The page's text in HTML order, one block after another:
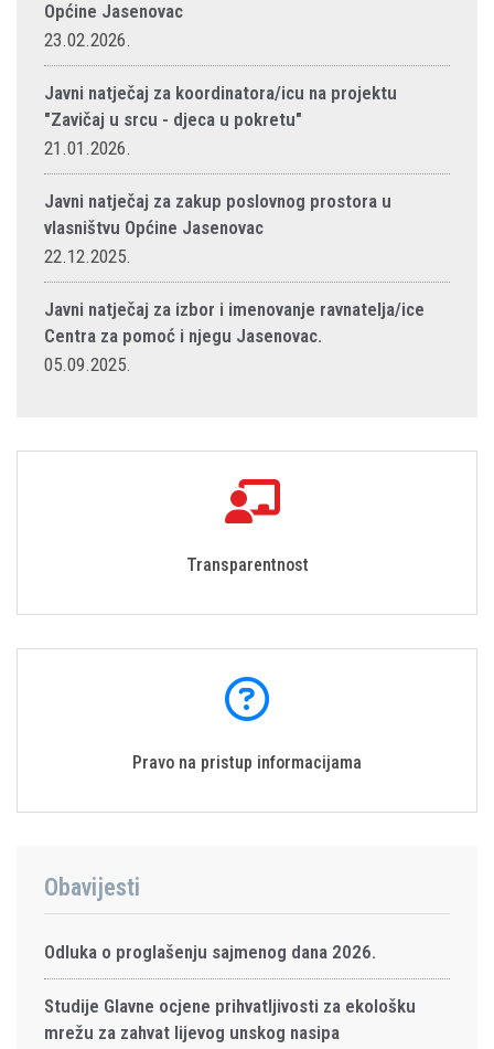
Općine Jasenovac
23.02.2026.
Javni natječaj za koordinatora/icu na projektu
"Zavičaj u srcu - djeca u pokretu"
21.01.2026.
Javni natječaj za zakup poslovnog prostora u
vlasništvu Općine Jasenovac
22.12.2025.
Javni natječaj za izbor i imenovanje ravnatelja/ice
Centra za pomoć i njegu Jasenovac.
05.09.2025.
Transparentnost
Pravo na pristup informacijama
Obavijesti
Odluka o proglašenju sajmenog dana 2026.
Studije Glavne ocjene prihvatljivosti za ekološku
mrežu za zahvat lijevog unskog nasipa